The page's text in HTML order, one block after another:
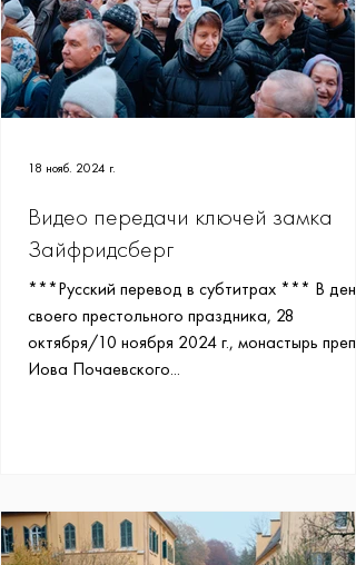
Видео передачи ключей замка
Зайфридсберг
***Русский перевод в субтитрах *** В день
своего престольного праздника, 28
октября/10 ноября 2024 г., монастырь преп.
Иова Почаевского...
18 нояб. 2024 г.